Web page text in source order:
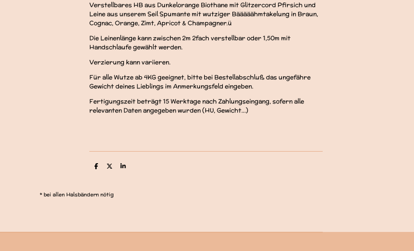
Verstellbares HB aus Dunkelorange Biothane mit Glitzercord Pfirsich und
Leine aus unserem Seil Spumante mit wutziger Bääääähmtakelung in Braun,
Cognac, Orange, Zimt, Apricot & Champagner.ü
Die Leinenlänge kann zwischen 2m 2fach verstellbar oder 1,50m mit
Handschlaufe gewählt werden.
Verzierung kann variieren.
Für alle Wutze ab 4KG geeignet, bitte bei Bestellabschluß das ungefähre
Gewicht deines Lieblings im Anmerkungsfeld eingeben.
Fertigungszeit beträgt 15 Werktage nach Zahlungseingang, sofern alle
relevanten Daten angegeben wurden (HU, Gewicht...)
T
e
n
T
e
n
T
* bei allen Halsbändern nötig